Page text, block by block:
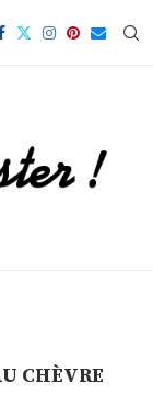
CHÈVRE